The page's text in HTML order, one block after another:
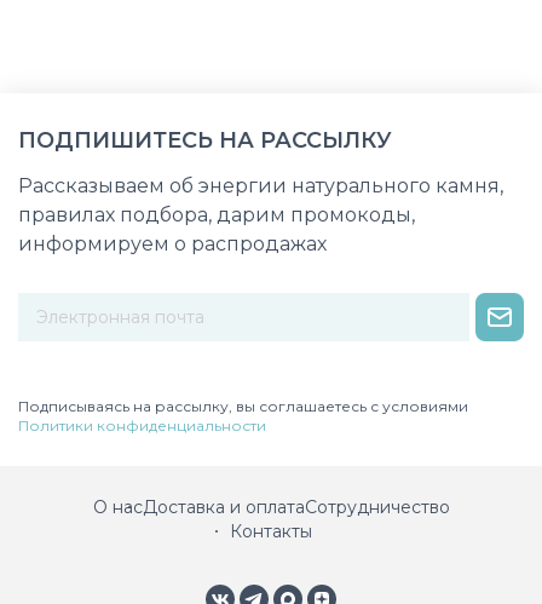
ПОДПИШИТЕСЬ НА РАССЫЛКУ
Рассказываем об энергии натурального камня,
правилах подбора, дарим промокоды,
информируем о распродажах
Подписываясь на рассылку, вы соглашаетесь с условиями
Политики конфиденциальности
О насДоставка и оплатаСотрудничество
Контакты